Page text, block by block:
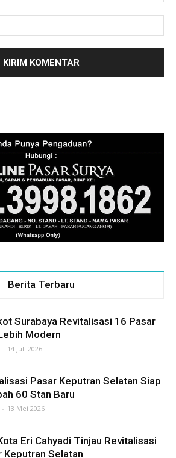
Berita Terbaru
Surabaya Revitalisasi 16 Pasar
Modern
- 14 Juli 2026
Pasar Keputran Selatan Siap
60 Stan Baru
- 13 Mei 2026
Eri Cahyadi Tinjau Revitalisasi
Keputran Selatan